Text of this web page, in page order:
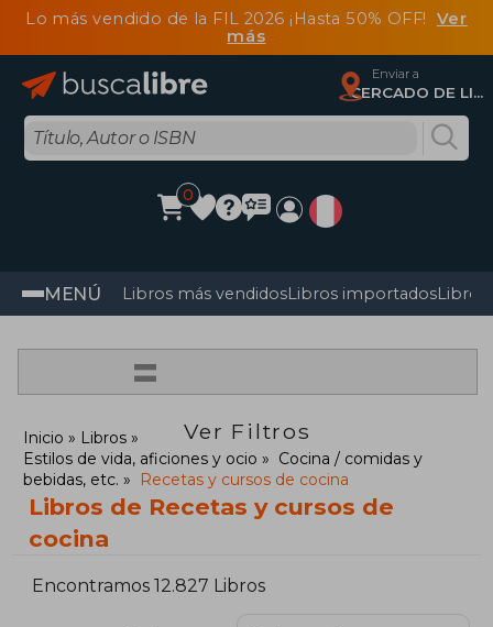
Lo más vendido de la FIL 2026 ¡Hasta 50% OFF! Ver
más
Enviar a
CERCADO DE LIMA, Lima
0
MENÚ Libros más vendidosLibros importadosLibros
=
Ver Filtros
Inicio
Libros
Estilos de vida, aficiones y ocio
Cocina / comidas y
bebidas, etc.
Recetas y cursos de cocina
Libros de Recetas y cursos de
cocina
Encontramos 12.827 Libros